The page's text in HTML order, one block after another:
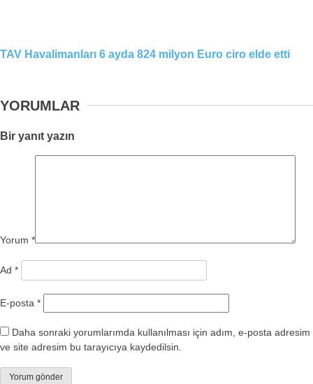
TAV Havalimanları 6 ayda 824 milyon Euro ciro elde etti
YORUMLAR
Bir yanıt yazın
Yorum *
Ad *
E-posta *
Daha sonraki yorumlarımda kullanılması için adım, e-posta adresim
ve site adresim bu tarayıcıya kaydedilsin.